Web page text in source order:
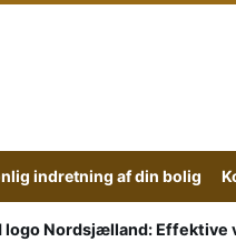
indretning af din bolig
logo Nordsjælland: